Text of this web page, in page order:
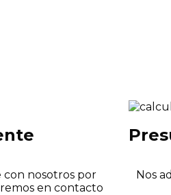
con nosotros por
en contacto
Nos